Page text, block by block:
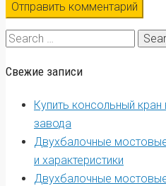
Search
Свежие записи
Купить консольный
завода
Двухбалочные
и характеристики
Двухбалочные